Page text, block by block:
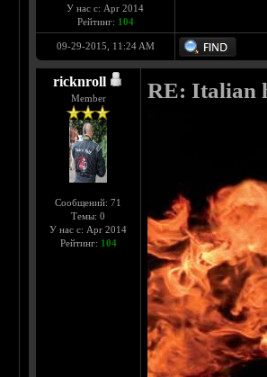
У нас с: Apr 2014
Рейтинг: 104
09-29-2015, 11:24 AM
ricknroll
Member
Сообщений: 71
Темы: 0
У нас с: Apr 2014
Рейтинг: 104
RE: Italian